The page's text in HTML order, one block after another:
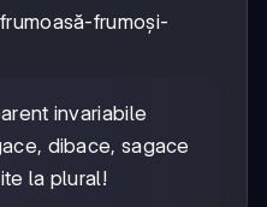
frumoși-
invariabile
dibace, sagace
la plural!